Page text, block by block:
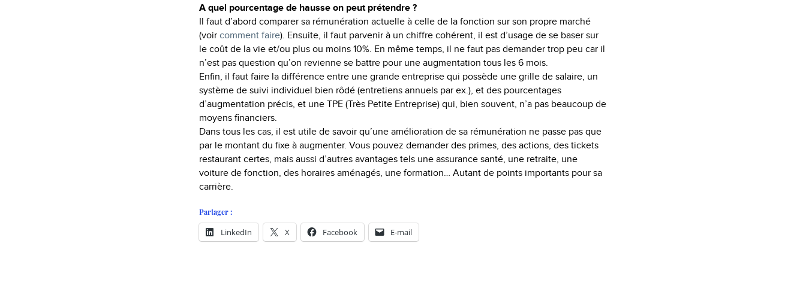
A quel pourcentage de hausse on peut prétendre ?
Il faut d’abord comparer sa rémunération actuelle à celle de la fonction sur son propre marché
(voir comment faire). Ensuite, il faut parvenir à un chiffre cohérent, il est d’usage de se baser sur
le coût de la vie et/ou plus ou moins 10%. En même temps, il ne faut pas demander trop peu car il
n’est pas question qu’on revienne se battre pour une augmentation tous les 6 mois.
Enfin, il faut faire la différence entre une grande entreprise qui possède une grille de salaire, un
système de suivi individuel bien rôdé (entretiens annuels par ex.), et des pourcentages
d’augmentation précis, et une TPE (Très Petite Entreprise) qui, bien souvent, n’a pas beaucoup de
moyens financiers.
Dans tous les cas, il est utile de savoir qu’une amélioration de sa rémunération ne passe pas que
par le montant du fixe à augmenter. Vous pouvez demander des primes, des actions, des tickets
restaurant certes, mais aussi d’autres avantages tels une assurance santé, une retraite, une
voiture de fonction, des horaires aménagés, une formation… Autant de points importants pour sa
carrière.
Partager :
LinkedIn X Facebook E-mail